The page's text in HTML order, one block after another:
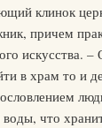
клинок
причем
искусства.
в храм то и
воды, что